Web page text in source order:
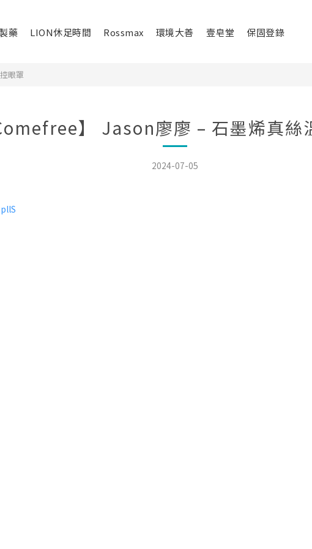
藥 LION休足時間 Rossmax 環境大善 壹皂堂 保固登錄
眼罩
】 Jason廖廖 – 石墨烯真絲
2024-07-05